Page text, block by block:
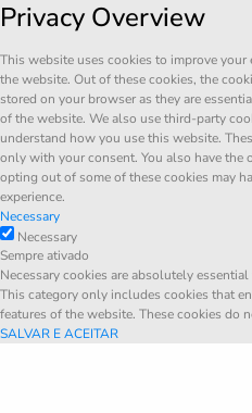
Privacy Overview
This website uses cookies to improve
the website. Out of these cookies, the
stored on your browser as they are
of the website. We also use third-party
understand how you use this website.
only with your consent. You also have
opting out of some of these cookies may
experience.
Necessary
Necessary
Sempre ativado
Necessary cookies are absolutely
This category only includes cookies that
features of the website. These cookies do
SALVAR E ACEITAR